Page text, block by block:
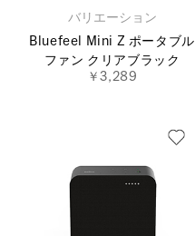
バリエーション
Bluefeel Mini Z ポータブル
ファン クリアブラック
￥3,289